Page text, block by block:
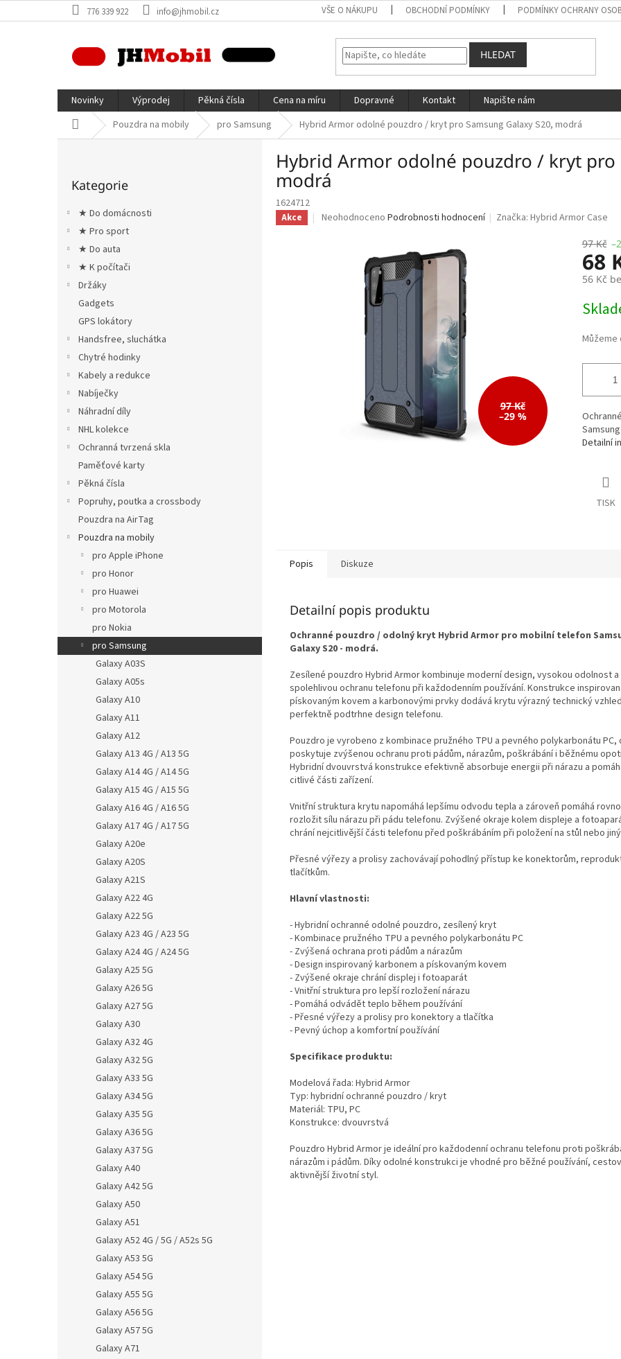
na
776 339 922 info@jhmobil.cz VŠE O NÁKUPU OBCHODNÍ PODMÍNKY PODMÍNKY OCHRANY
HLEDAT
Novinky Výprodej Pěkná čísla Cena na míru Dopravné Kontakt
Napište nám
Domů Pouzdra na mobily pro Samsung Hybrid Armor odolné pouzdro / kryt pro Samsung Galaxy S20, modrá
kategorie
Kategorie
★ Do domácnosti
★ Pro sport
★ Do auta
★ K počítači
Držáky
Gadgets
GPS lokátory
Handsfree, sluchátka
Chytré hodinky
Kabely a redukce
Nabíječky
Náhradní díly
NHL kolekce
Ochranná tvrzená skla
Paměťové karty
Pěkná čísla
Popruhy, poutka a crossbody
Pouzdra na AirTag
Pouzdra na mobily
pro Apple iPhone
pro Honor
pro Huawei
pro Motorola
pro Nokia
pro Samsung
Galaxy A03S
Galaxy A05s
Galaxy A10
Galaxy A11
Galaxy A12
Galaxy A13 4G / A13 5G
Galaxy A14 4G / A14 5G
Galaxy A15 4G / A15 5G
Galaxy A16 4G / A16 5G
Galaxy A17 4G / A17 5G
Galaxy A20e
Galaxy A20S
Galaxy A21S
Galaxy A22 4G
Galaxy A22 5G
Galaxy A23 4G / A23 5G
Galaxy A24 4G / A24 5G
Galaxy A25 5G
Galaxy A26 5G
Galaxy A27 5G
Galaxy A30
Galaxy A32 4G
Galaxy A32 5G
Galaxy A33 5G
Galaxy A34 5G
Galaxy A35 5G
Galaxy A36 5G
Galaxy A37 5G
Galaxy A40
Galaxy A42 5G
Galaxy A50
Galaxy A51
Galaxy A52 4G / 5G / A52s 5G
Galaxy A53 5G
Galaxy A54 5G
Galaxy A55 5G
Galaxy A56 5G
Galaxy A57 5G
Galaxy A71
Hybrid Armor odolné pouzdro / kryt pro
modrá
1624712
Akce
Průměrné
Neohodnoceno Podrobnosti hodnocení Značka:Hybrid Armor Case
97 Kč
–29 %
97 Kč
68
56 Kč
cena:
Detailní
TISK
Popis Diskuze
Detailní popis produktu
Ochranné pouzdro / odolný kryt Hybrid Armor pro mobilní telefon
Galaxy S20 - modrá.
Zesílené pouzdro Hybrid Armor kombinuje moderní design, vysokou odolnost a
spolehlivou ochranu telefonu při každodenním používání. Konstrukce
pískovaným kovem a karbonovými prvky dodává krytu výrazný technický
perfektně podtrhne design telefonu.
Pouzdro je vyrobeno z kombinace pružného TPU a pevného polykarbonátu PC,
poskytuje zvýšenou ochranu proti pádům, nárazům, poškrábání i běžnému
Hybridní dvouvrstvá konstrukce efektivně absorbuje energii při nárazu a
citlivé části zařízení.
Vnitřní struktura krytu napomáhá lepšímu odvodu tepla a zároveň pomáhá
rozložit sílu nárazu při pádu telefonu. Zvýšené okraje kolem displeje a
chrání nejcitlivější části telefonu před poškrábáním při položení na stůl nebo
Přesné výřezy a prolisy zachovávají pohodlný přístup ke konektorům,
tlačítkům.
Hlavní vlastnosti:
- Hybridní ochranné odolné pouzdro, zesílený kryt
- Kombinace pružného TPU a pevného polykarbonátu PC
- Zvýšená ochrana proti pádům a nárazům
- Design inspirovaný karbonem a pískovaným kovem
- Zvýšené okraje chrání displej i fotoaparát
- Vnitřní struktura pro lepší rozložení nárazu
- Pomáhá odvádět teplo během používání
- Přesné výřezy a prolisy pro konektory a tlačítka
- Pevný úchop a komfortní používání
Specifikace produktu:
Modelová řada: Hybrid Armor
Typ: hybridní ochranné pouzdro / kryt
Materiál: TPU, PC
Konstrukce: dvouvrstvá
Pouzdro Hybrid Armor je ideální pro každodenní ochranu telefonu proti
nárazům i pádům. Díky odolné konstrukci je vhodné pro běžné používání,
aktivnější životní styl.